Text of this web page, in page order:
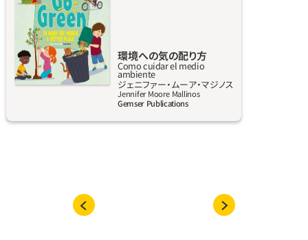
してもいいし、ハチの巣箱を作っても、電気を
消して回ったっていい。地球の青さを維持する
役目は、わたしたちにかかっている。
詳しく見る
環境への気の配り方
Como cuidar el medio
ambiente
ジェニファー‧ムーア‧マジノス
Jennifer Moore Mallinos
Gemser Publications